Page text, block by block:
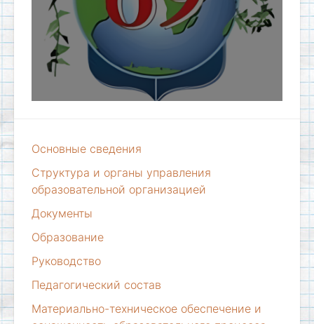
Основные сведения
Структура и органы управления
образовательной организацией
Документы
Образование
Руководство
Педагогический состав
Материально-техническое обеспечение и